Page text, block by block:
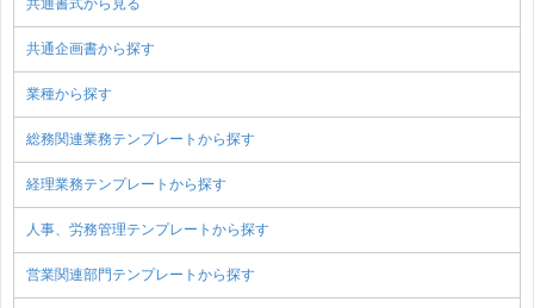
共通書式から見る
共通企画書から探す
業種から探す
総務関連業務テンプレートから探す
経理業務テンプレートから探す
人事、労務管理テンプレートから探す
営業関連部門テンプレートから探す